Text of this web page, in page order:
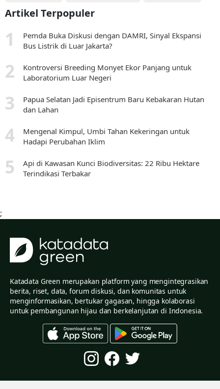
Artikel Terpopuler
Pemda Buka Diskusi dengan DAMRI, Sinyal Ekspansi
Bus Listrik di Luar Jakarta?
Kontroversi Breeding Monyet Ekor Panjang untuk
Laboratorium Luar Negeri
Papua Selatan Jadi Episentrum Baru Kebakaran Hutan
dan Lahan
Mengenal Kimpul, Umbi Tahan Kekeringan untuk
Hadapi Perubahan Iklim
Api di Kawasan Kunci Biodiversitas: 22 Ribu Hektare
Terindikasi Terbakar
;
Katadata Green merupakan platform yang mengintegrasikan
berita, riset, data, forum diskusi, dan komunitas untuk
menginformasikan, bertukar gagasan, hingga kolaborasi
untuk pembangunan hijau dan berkelanjutan di Indonesia.